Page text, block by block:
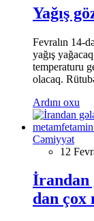
Yağış
Fevralın 14-
yağış
temperaturu
olacaq.
Ardını oxu
Cəmiyyət
12
İrandan
dan çox